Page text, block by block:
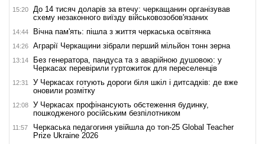
15:20
До 14 тисяч доларів за втечу: черкащанин організував
схему незаконного виїзду військовозобов'язаних
14:44 Вічна пам'ять: пішла з життя черкаська освітянка
14:26 Аграрії Черкащини зібрали перший мільйон тонн зерна
13:14
Без генератора, пандуса та з аварійною душовою: у
Черкасах перевірили гуртожиток для переселенців
12:31
У Черкасах готують дороги біля шкіл і дитсадків: де вже
оновили розмітку
12:08
У Черкасах профінансують обстеження будинку,
пошкодженого російським безпілотником
11:57
Черкаська педагогиня увійшла до топ-25 Global Teacher
Prize Ukraine 2026